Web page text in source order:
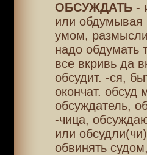
ОБСУЖДАТЬ-
или обдумывая
умом,
надо обдумать
все вкривь да
обсудит. -ся,
окончат. обсуд
обсуждатель,
-чица,
или
обвинять